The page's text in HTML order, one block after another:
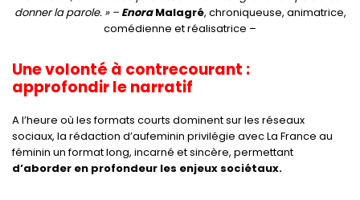
donner la parole. » – EnoraMalagré, chroniqueuse, animatrice,
comédienne et réalisatrice –
Une volonté à contrecourant :
approfondir le narratif
A l’heure où les formats courts dominent sur les réseaux
sociaux, la rédaction d’aufeminin privilégie avec La France au
féminin un format long, incarné et sincère, permettant
d’aborder en profondeur les enjeux sociétaux.